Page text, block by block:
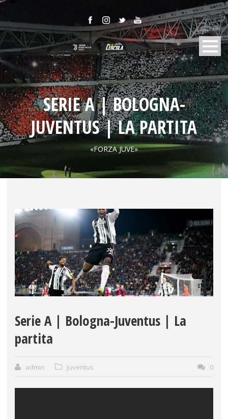
SERIE A | BOLOGNA-
JUVENTUS | LA PARTITA
«FORZA JUVE»
Serie A | Bologna-Juventus | La
partita
admin Juventus 0